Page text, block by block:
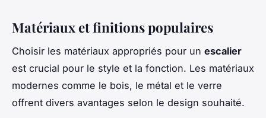
Matériaux et finitions populaires
Choisir les matériaux appropriés pour un escalier
est crucial pour le style et la fonction. Les matériaux
modernes comme le bois, le métal et le verre
offrent divers avantages selon le design souhaité.